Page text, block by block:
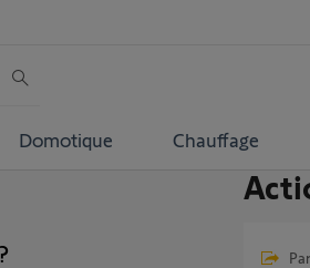
Domotique Chauffage